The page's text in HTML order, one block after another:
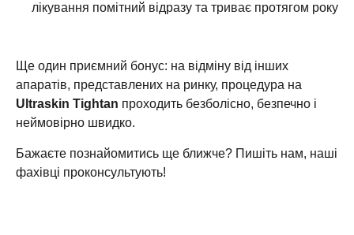
лікування помітний відразу та триває протягом року
Ще один приємний бонус: на відміну від інших
апаратів, представлених на ринку, процедура на
Ultraskin Tightan проходить безболісно, безпечно і
неймовірно швидко.
Бажаєте познайомитись ще ближче? Пишіть нам, наші
фахівці проконсультують!